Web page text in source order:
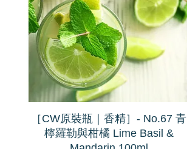
［CW原裝瓶｜香精］- No.67 青
檸羅勒與柑橘 Lime Basil &